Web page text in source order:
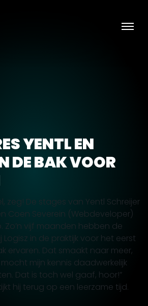
YENTL EN
DE BAK VOOR
zeg! De stages van Yentl Schreijer
Coen Severein (Webdeveloper)
Zo’n vijf maanden hebben de
in de praktijk voor het eerst
ervaren. Dat smaakt naar meer,
mocht mijn kennis daadwerkelijk
Dat is toch wel gaaf, hoor!”
hij terug op een leerzame tijd.